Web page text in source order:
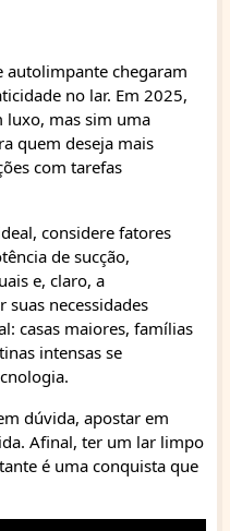
autolimpante chegaram
no lar. Em 2025,
luxo, mas sim uma
quem deseja mais
com tarefas
considere fatores
de sucção,
e, claro, a
necessidades
casas maiores, famílias
intensas se
dúvida, apostar em
Afinal, ter um lar limpo
é uma conquista que